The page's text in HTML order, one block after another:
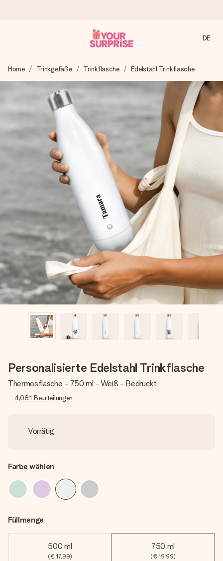
Wir bereiten dein Geschenk sorgfältig vor und schicken es
blitzschnell – damit du es genau zum richtigen Zeitpunkt
überreichen kannst, wenn es am meisten zählt.
4,8 (basierend auf +15.000 Bewertungen)
Unsere Geschenke begeistern. Kunden bewerten uns mit
4,8 bei Google Reviews (Gesamtergebnis aller Länder, in
die wir versenden).
Mit Liebe gemacht, im Handumdrehen
Erstelle etwas Einzigartiges in wenigen Schritten – mit
ihrem Namen, deinem Foto oder einer Nachricht von
Herzen. Kein Stress, nur pure Liebe für den perfekten
Moment.
DE
Home Trinkgefäße Trinkflasche Edelstahl Trinkflasche
Personalisierte Edelstahl Trinkflasche
Thermosflasche - 750 ml - Weiß - Bedruckt
4,081 Beurteilungen
Vorrätig
Farbe wählen
Füllmenge
500 ml
(€ 17,99)
750 ml
(€ 19,99)